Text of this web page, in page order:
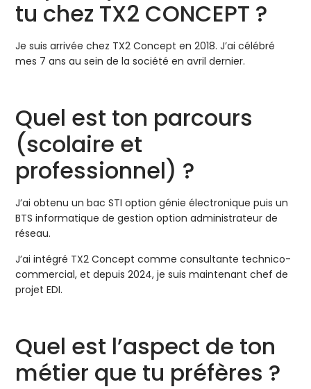
tu chez TX2 CONCEPT ?
Je suis arrivée chez TX2 Concept en 2018. J’ai célébré
mes 7 ans au sein de la société en avril dernier.
Quel est ton parcours
(scolaire et
professionnel) ?
J’ai obtenu un bac STI option génie électronique puis un
BTS informatique de gestion option administrateur de
réseau.
J’ai intégré TX2 Concept comme consultante technico-
commercial, et depuis 2024, je suis maintenant chef de
projet EDI.
Quel est l’aspect de ton
métier que tu préfères ?